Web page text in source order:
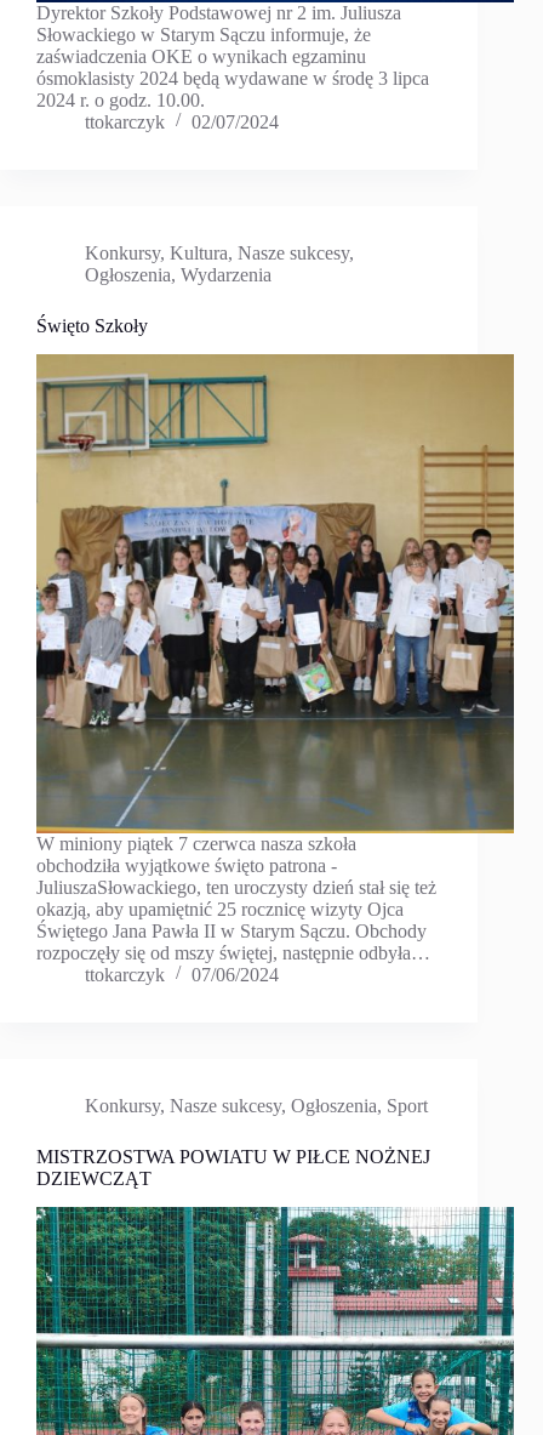
Dyrektor Szkoły Podstawowej nr 2 im. Juliusza
Słowackiego w Starym Sączu informuje, że
zaświadczenia OKE o wynikach egzaminu
ósmoklasisty 2024 będą wydawane w środę 3 lipca
2024 r. o godz. 10.00.
ttokarczyk
02/07/2024
Konkursy, Kultura, Nasze sukcesy,
Ogłoszenia, Wydarzenia
Święto Szkoły
W miniony piątek 7 czerwca nasza szkoła
obchodziła wyjątkowe święto patrona -
JuliuszaSłowackiego, ten uroczysty dzień stał się też
okazją, aby upamiętnić 25 rocznicę wizyty Ojca
Świętego Jana Pawła II w Starym Sączu. Obchody
rozpoczęły się od mszy świętej, następnie odbyła…
ttokarczyk
07/06/2024
Konkursy, Nasze sukcesy, Ogłoszenia, Sport
MISTRZOSTWA POWIATU W PIŁCE NOŻNEJ
DZIEWCZĄT